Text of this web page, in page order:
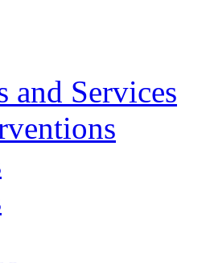
and Services